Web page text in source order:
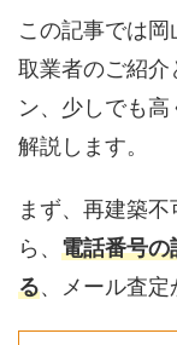
この記事では
取業者のご紹
ン、少しでも
解説します。
まず、再建築
ら、 電話番号
る、メール査定